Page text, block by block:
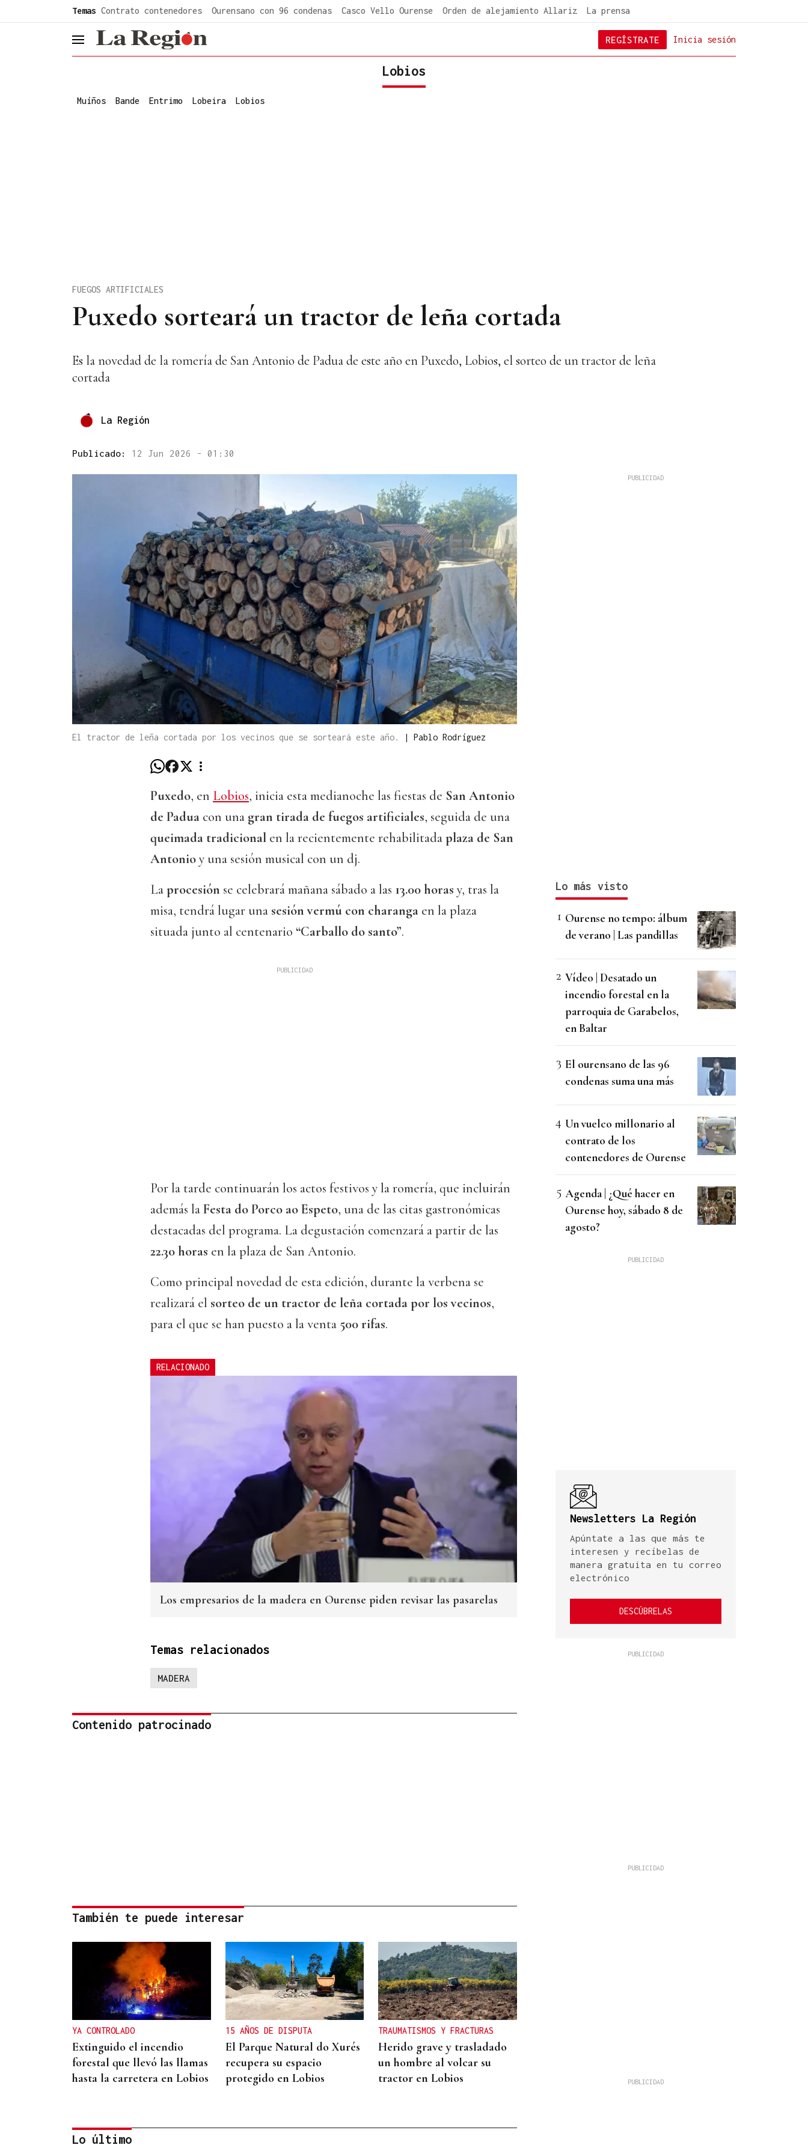
Temas Contrato contenedores Ourensano con 96 condenas Casco Vello Ourense Orden de alejamiento Allariz La prensa
header.menu.open Inicia sesión
REGÍSTRATE
Lobios
Muíños Bande Entrimo Lobeira Lobios
Puxedo sorteará un tractor de leña cortada
FUEGOS ARTIFICIALES
Es la novedad de la romería de San Antonio de Padua de este año en Puxedo, Lobios, el sorteo de un tractor de leña
cortada
La Región
Publicado: 12 Jun 2026 - 01:30
El tractor de leña cortada por los vecinos que se sorteará este año. | Pablo Rodríguez
Puxedo, en Lobios, inicia esta medianoche las fiestas de San Antonio
de Padua con una gran tirada de fuegos artificiales, seguida de una
queimada tradicional en la recientemente rehabilitadaplaza de San
Antonioy una sesión musical con un dj.
Laprocesión se celebrará mañana sábado a las 13.00 horas y, tras la
misa, tendrá lugar una sesión vermú con charanga en la plaza
situada junto al centenario “Carballo do santo”.
Por la tarde continuarán los actos festivos y la romería, que incluirán
además laFesta do Porco ao Espeto, una de las citas gastronómicas
destacadas del programa. La degustación comenzará a partir de las
22.30 horas en la plaza de San Antonio.
Como principal novedad de esta edición, durante la verbena se
realizará el sorteo de un tractor de leña cortada por los vecinos,
para el que se han puesto a la venta 500 rifas.
RELACIONADO
Los empresarios de la madera en Ourense piden revisar las pasarelas
Temas relacionados
MADERA
Contenido patrocinado
También te puede interesar
YA CONTROLADO
Extinguido el incendio
forestal que llevó las llamas
hasta la carretera en Lobios
15 AÑOS DE DISPUTA
El Parque Natural do Xurés
recupera su espacio
protegido en Lobios
TRAUMATISMOS Y FRACTURAS
Herido grave y trasladado
un hombre al volcar su
tractor en Lobios
Lo último
Lo más visto
Ourense no tempo: álbum
de verano | Las pandillas
Vídeo | Desatado un
incendio forestal en la
parroquia de Garabelos,
en Baltar
El ourensano de las 96
condenas suma una más
Un vuelco millonario al
contrato de los
contenedores de Ourense
Agenda | ¿Qué hacer en
Ourense hoy, sábado 8 de
agosto?
Newsletters La Región
Apúntate a las que más te
interesen y recíbelas de
manera gratuita en tu correo
electrónico
DESCÚBRELAS